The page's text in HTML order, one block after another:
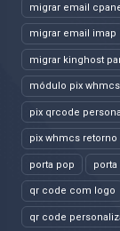
migrar email
migrar email imap
migrar kinghost
módulo pix
pix qrcode
pix whmcs retorno
porta pop porta
qr code com logo
qr code